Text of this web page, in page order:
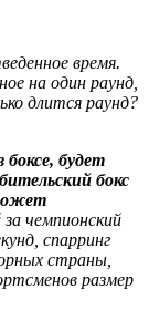
время.
на один раунд,
длится раунд?
боксе, будет
бокс
чемпионский
спарринг
страны,
размер